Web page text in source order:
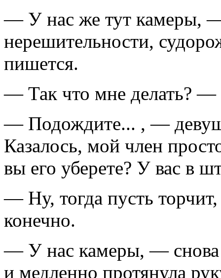
— У нас же тут камеры,
нерешительности,
пишется.
— Так что мне делать? —
— Подождите... , —
Казалось, мой член
вы его уберете? У вас в
— Ну, тогда пусть
конечно.
— У нас камеры, — снова
и медленно протянула